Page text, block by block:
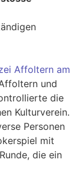
Affoltern am
und
die
Kulturverein.
Personen
mit
die ein